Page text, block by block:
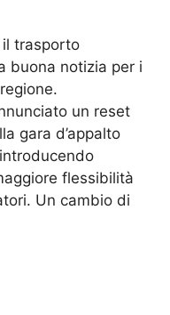
il trasporto
buona notizia per i
un reset
gara d’appalto
flessibilità
Un cambio di